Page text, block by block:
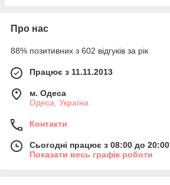
Про нас
88% позитивних з 602 відгуків за рік
Працює з 11.11.2013
м. Одеса
Одеса, Україна
Контакти
Сьогодні працює з 08:00 до 20:00
Показати весь графік роботи